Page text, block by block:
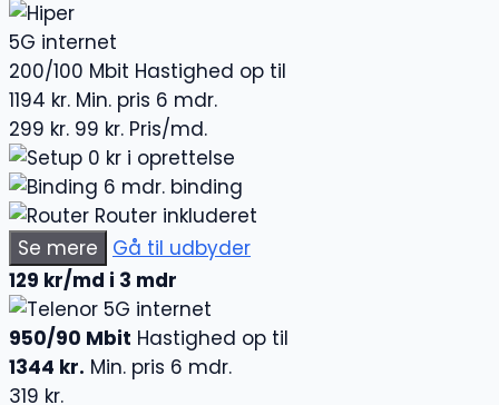
5G internet
200/100 Mbit Hastighed op til
1194 kr. Min. pris 6 mdr.
299 kr. 99 kr. Pris/md.
0 kr i oprettelse
6 mdr. binding
Router inkluderet
Se mere
Gå til udbyder
129 kr/md i 3 mdr
5G internet
950/90 Mbit Hastighed op til
1344 kr. Min. pris 6 mdr.
319 kr.